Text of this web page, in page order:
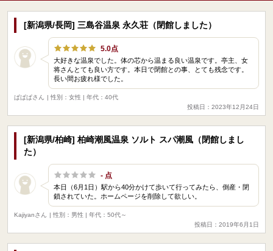
[新潟県/長岡] 三島谷温泉 永久荘（閉館しました）
5.0点
大好きな温泉でした。体の芯から温まる良い温泉です。亭主、女
将さんとても良い方です。本日で閉館との事、とても残念です。
長い間お疲れ様でした。
ぱぱぱさん
| 性別：女性 | 年代：40代
投稿日：2023年12月24日
[新潟県/柏崎] 柏崎潮風温泉 ソルト スパ潮風（閉館しまし
た）
- 点
本日（6月1日）駅から40分かけて歩いて行ってみたら、倒産・閉
鎖されていた。ホームページを削除して欲しい。
Kajiyanさん
| 性別：男性 | 年代：50代～
投稿日：2019年6月1日